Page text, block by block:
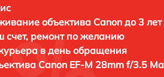
объектива Canon до 3 лет
счет, ремонт по желанию
в день обращения
Canon EF-M 28mm f/3.5